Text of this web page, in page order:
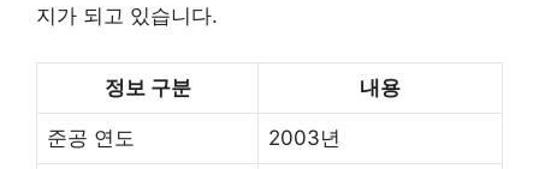
지가 되고 있습니다.
정보 구분 내용
준공 연도 2003년